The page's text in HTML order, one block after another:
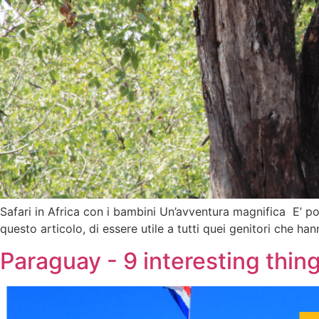
Safari in Africa con i bambini Un’avventura magnifica E’
questo articolo, di essere utile a tutti quei genitori che
Paraguay - 9 interesting